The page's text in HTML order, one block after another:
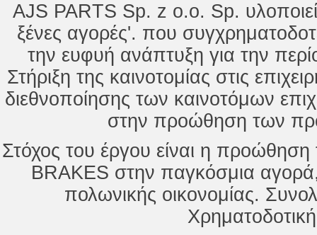
AJS PARTS Sp. z o.o. Sp.
ξένες αγορές'. που
την ευφυή ανάπτυξη για την
Στήριξη της καινοτομίας στις
διεθνοποίησης των καινοτόμων
στην προώθηση των
Στόχος του έργου είναι η
BRAKES στην παγκόσμια
πολωνικής οικονομίας.